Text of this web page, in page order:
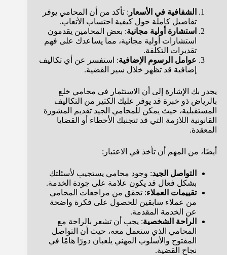
الشفافية في الأسعار : تأكد من أن المحامي يوفر
تفاصيل كاملة حول كيفية احتساب الأتعاب.
استشارة أولية مجانية: بعض المحامين يقدمون
استشارات أولية مجانية، مما يساعدك على فهم
تقديرات التكلفة.
عوامل الرسوم الإضافية: استفسر عن أي تكاليف
إضافية قد تظهر خلال سير القضية.
يجدر بك الإشارة إلى أن الاستثمار في محامي خلع
بالرياض ذو خبرة قد يوفر عليك الكثير من التكاليف
المستقبلية، حيث يمكن للمحامي الجيد تقديم المشورة
القانونية اللازمة التي قد تتجنبك الأخطاء أو القضايا
المعقدة.
أيضًا، من المهم أن تأخذ في الاعتبار:
التواصل الجيد: وجود محامي يستجيب لأسئلتك
بشكل فعال قد يكون علامة على جودة الخدمة.
تقييمات العملاء: تحقق من مراجعات المحامي
من عملاء سابقين للحصول على فكرة واضحة
عن الخدمة المقدمة.
الراحة الشخصية: يجب أن تشعر بالراحة مع
المحامي الذي ستعمل معه، حيث أن التواصل
المفتوح والأسلوب المهني يلعبان دورًا هامًا في
نجاح القضية.